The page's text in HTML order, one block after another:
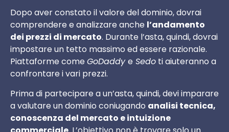
Dopo aver constato il valore del dominio, dovrai
comprendere e analizzare anche l’andamento
dei prezzi di mercato. Durante l’asta, quindi, dovrai
impostare un tetto massimo ed essere razionale.
Piattaforme come GoDaddye Sedo ti aiuteranno a
confrontare i vari prezzi.
Prima di partecipare a un’asta, quindi, devi imparare
a valutare un dominio coniugando analisi tecnica,
conoscenza del mercato e intuizione